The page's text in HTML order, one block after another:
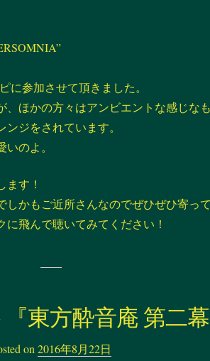
に参加させて頂きました。
ほかの方々はアンビエントな感じなも
ジをされています。
のよ。
す！
かもご近所さんなのでぜひぜひ寄っ
飛んで聴いてみてください！
東方酔音庵 第二幕
on 2016年8月22日